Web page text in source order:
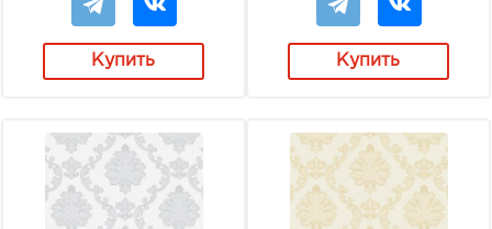
Купить Купить